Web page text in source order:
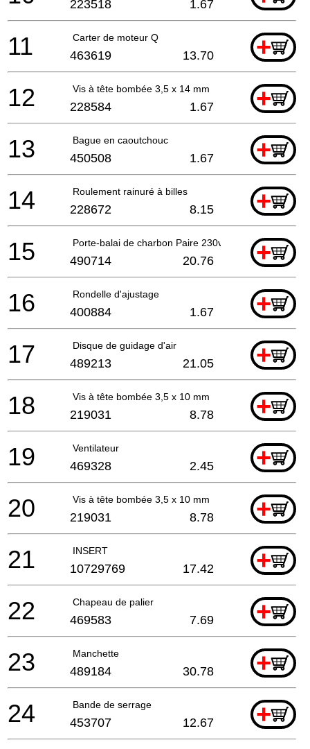
223518 1.67
Carter de moteur Q +
11 463619 13.70
Vis à tête bombée 3,5 x 14 mm +
12 228584 1.67
Bague en caoutchouc +
13 450508 1.67
Roulement rainuré à billes +
14 228672 8.15
Porte-balai de charbon Paire 230v / production ma
+
15 490714 20.76
Rondelle d'ajustage +
16 400884 1.67
Disque de guidage d'air +
17 489213 21.05
Vis à tête bombée 3,5 x 10 mm +
18 219031 8.78
Ventilateur +
19 469328 2.45
Vis à tête bombée 3,5 x 10 mm +
20 219031 8.78
INSERT +
21 10729769 17.42
Chapeau de palier +
22 469583 7.69
Manchette +
23 489184 30.78
Bande de serrage +
24 453707 12.67